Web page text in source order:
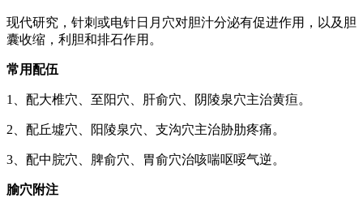
现代研究，针刺或电针日月穴对胆汁分泌有促进作用，以及胆
囊收缩，利胆和排石作用。
常用配伍
1、配大椎穴、至阳穴、肝俞穴、阴陵泉穴主治黄疸。
2、配丘墟穴、阳陵泉穴、支沟穴主治胁肋疼痛。
3、配中脘穴、脾俞穴、胃俞穴治咳喘呕哸气逆。
腧穴附注